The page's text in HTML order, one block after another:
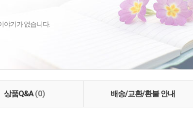
야기가 없습니다.
상품Q&A(0) 배송/교환/환불 안내